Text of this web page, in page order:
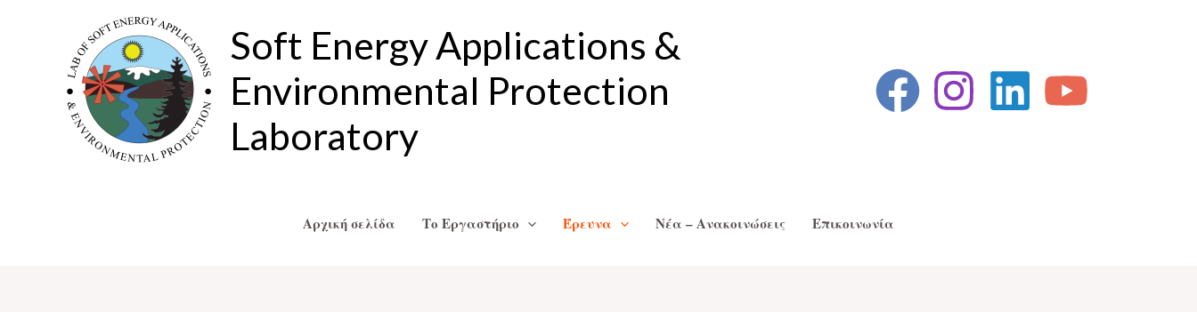
περιεχόμενο
Soft Energy Applications &
Environmental Protection
Laboratory
Αρχική σελίδα Το Εργαστήριο Έρευνα Νέα – Ανακοινώσεις Επικοινωνία